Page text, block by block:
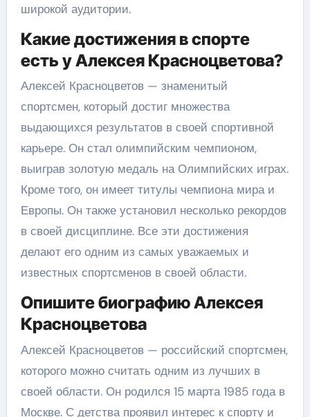
широкой аудитории.
Какие достижения в спорте
есть у Алексея Красноцветова?
Алексей Красноцветов — знаменитый
спортсмен, который достиг множества
выдающихся результатов в своей спортивной
карьере. Он стал олимпийским чемпионом,
выиграв золотую медаль на Олимпийских играх.
Кроме того, он имеет титулы чемпиона мира и
Европы. Он также установил несколько рекордов
в своей дисциплине. Все эти достижения
делают его одним из самых уважаемых и
известных спортсменов в своей области.
Опишите биографию Алексея
Красноцветова
Алексей Красноцветов — российский спортсмен,
которого можно считать одним из лучших в
своей области. Он родился 15 марта 1985 года в
Москве. С детства проявил интерес к спорту и